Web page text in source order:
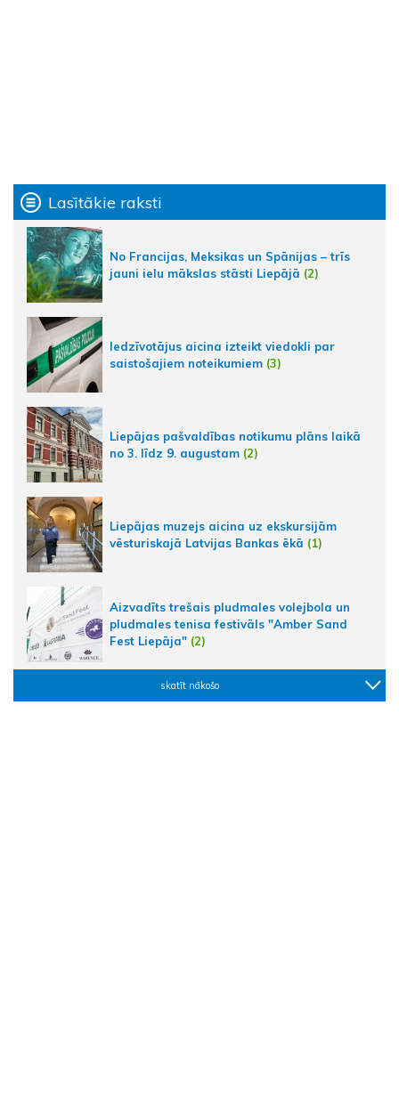
Lasītākie raksti
No Francijas, Meksikas un Spānijas – trīs
jauni ielu mākslas stāsti Liepājā (2)
Iedzīvotājus aicina izteikt viedokli par
saistošajiem noteikumiem (3)
Liepājas pašvaldības notikumu plāns laikā
no 3. līdz 9. augustam (2)
Liepājas muzejs aicina uz ekskursijām
vēsturiskajā Latvijas Bankas ēkā (1)
Aizvadīts trešais pludmales volejbola un
pludmales tenisa festivāls "Amber Sand
Fest Liepāja" (2)
skatīt nākošo